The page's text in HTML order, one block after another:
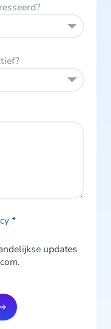
*
updates